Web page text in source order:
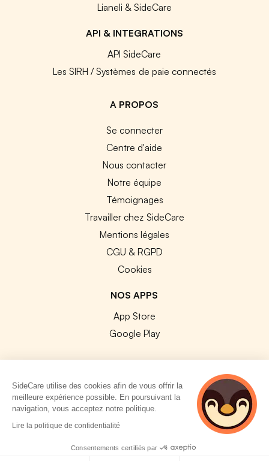
Lianeli & SideCare
API & INTEGRATIONS
API SideCare
Les SIRH / Systèmes de paie connectés
A PROPOS
Se connecter
Centre d'aide
Nous contacter
Notre équipe
Témoignages
Travailler chez SideCare
Mentions légales
CGU & RGPD
Cookies
NOS APPS
App Store
Google Play
© 2026 SideCare. Tous droits réservés.
SideCare utilise des cookies afin de vous offrir la
meilleure expérience possible. En poursuivant la
navigation, vous acceptez notre politique.
Lire la politique de confidentialité
Consentements certifiés par
5 personnes
consultent
actuellement cette